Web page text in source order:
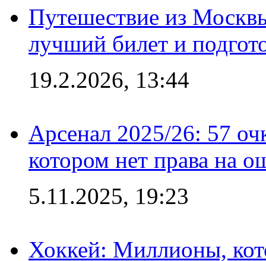
Путешествие из
лучший билет и
19.2.2026, 13:44
Арсенал 2025/26: 57
котором нет права на
5.11.2025, 19:23
Хоккей: Миллионы,